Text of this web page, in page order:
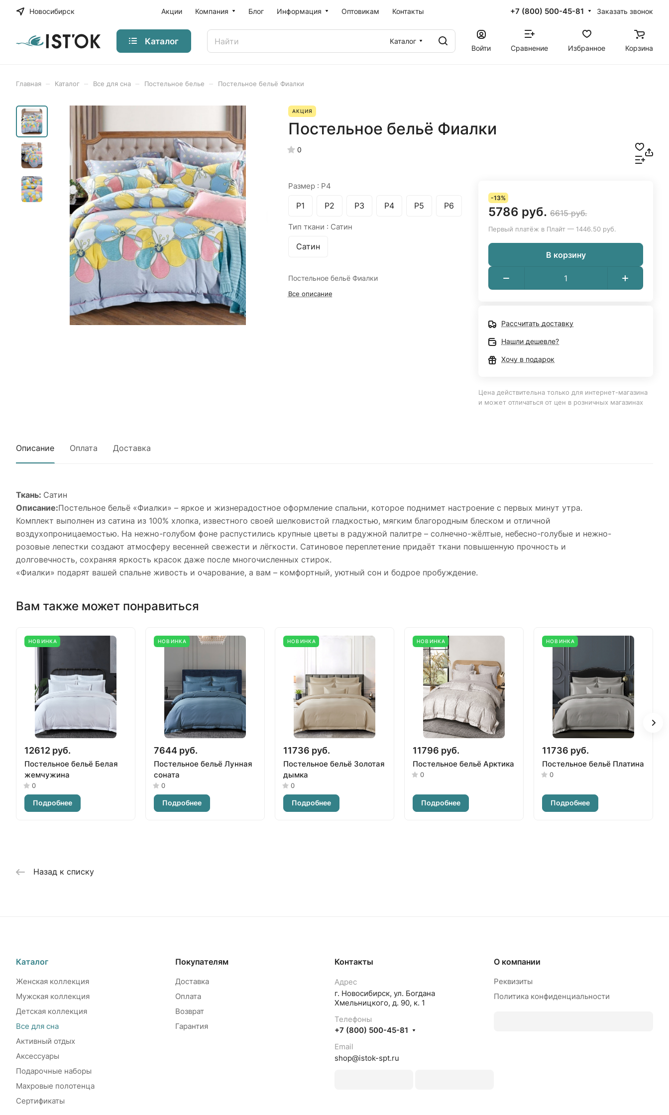
Новосибирск Акции Компания Блог Информация Оптовикам Контакты +7 (800) 500-45-81 Заказать звонок
Каталог
Каталог
Войти
Сравнение Избранное Корзина
Главная Каталог Все для сна Постельное белье Постельное бельё Фиалки
АКЦИЯ
Постельное бельё Фиалки
0
Размер : Р4
Р1 Р2 Р3 Р4 Р5 Р6
Тип ткани : Сатин
Сатин
Постельное бельё Фиалки
Все описание
-13%
5786 руб. 6615 руб.
Первый платёж в Плайт — 1446.50 руб.
В корзину
Рассчитать доставку
Нашли дешевле?
Хочу в подарок
Цена действительна только для интернет-магазина
и может отличаться от цен в розничных магазинах
Описание Оплата Доставка
Ткань: Сатин
Описание:Постельное бельё «Фиалки» – яркое и жизнерадостное оформление спальни, которое поднимет настроение с первых минут утра.
Комплект выполнен из сатина из 100% хлопка, известного своей шелковистой гладкостью, мягким благородным блеском и отличной
воздухопроницаемостью. На нежно-голубом фоне распустились крупные цветы в радужной палитре – солнечно-жёлтые, небесно-голубые и нежно-
розовые лепестки создают атмосферу весенней свежести и лёгкости. Сатиновое переплетение придаёт ткани повышенную прочность и
долговечность, сохраняя яркость красок даже после многочисленных стирок.
«Фиалки» подарят вашей спальне живость и очарование, а вам – комфортный, уютный сон и бодрое пробуждение.
Вам также может понравиться
НОВИНКА
12612 руб.
Постельное бельё Белая
жемчужина
0
Подробнее
НОВИНКА
7644 руб.
Постельное бельё Лунная
соната
0
Подробнее
НОВИНКА
11736 руб.
Постельное бельё Золотая
дымка
0
Подробнее
НОВИНКА
11796 руб.
Постельное бельё Арктика
0
Подробнее
НОВИНКА
11736 руб.
Постельное бельё Платина
0
Подробнее
Назад к списку
Каталог
Женская коллекция
Мужская коллекция
Детская коллекция
Все для сна
Активный отдых
Аксессуары
Подарочные наборы
Махровые полотенца
Сертификаты
Покупателям
Доставка
Оплата
Возврат
Гарантия
Контакты
Адрес
г. Новосибирск, ул. Богдана
Хмельницкого, д. 90, к. 1
Телефоны
+7 (800) 500-45-81
Email
shop@istok-spt.ru
О компании
Реквизиты
Политика конфиденциальности